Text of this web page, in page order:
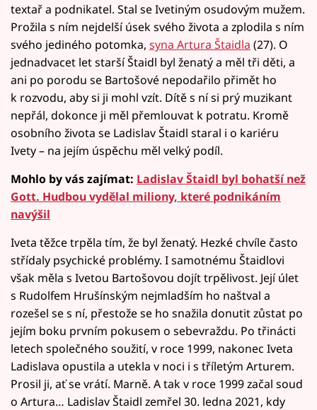
textař a podnikatel. Stal se Ivetiným osudovým mužem.
Prožila s ním nejdelší úsek svého života a zplodila s ním
svého jediného potomka, syna Artura Štaidla (27). O
jednadvacet let starší Štaidl byl ženatý a měl tři děti, a
ani po porodu se Bartošové nepodařilo přimět ho
k rozvodu, aby si ji mohl vzít. Dítě s ní si prý muzikant
nepřál, dokonce ji měl přemlouvat k potratu. Kromě
osobního života se Ladislav Štaidl staral i o kariéru
Ivety – na jejím úspěchu měl velký podíl.
Mohlo by vás zajímat: Ladislav Štaidl byl bohatší než
Gott. Hudbou vydělal miliony, které podnikáním
navýšil
Iveta těžce trpěla tím, že byl ženatý. Hezké chvíle často
střídaly psychické problémy. I samotnému Štaidlovi
však měla s Ivetou Bartošovou dojít trpělivost. Její úlet
s Rudolfem Hrušínským nejmladším ho naštval a
rozešel se s ní, přestože se ho snažila donutit zůstat po
jejím boku prvním pokusem o sebevraždu. Po třinácti
letech společného soužití, v roce 1999, nakonec Iveta
Ladislava opustila a utekla v noci i s tříletým Arturem.
Prosil ji, ať se vrátí. Marně. A tak v roce 1999 začal soud
o Artura… Ladislav Štaidl zemřel 30. ledna 2021, kdy